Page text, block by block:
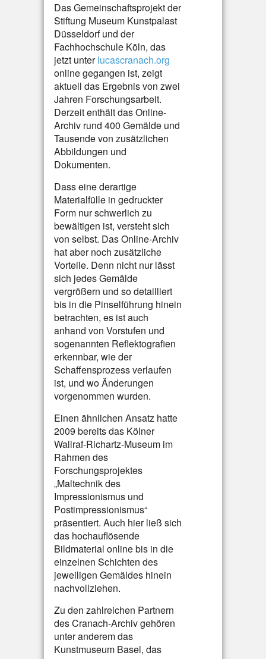
Das Gemeinschaftsprojekt der
Stiftung Museum Kunstpalast
Düsseldorf und der
Fachhochschule Köln, das
jetzt unterlucascranach.org
online gegangen ist, zeigt
aktuell das Ergebnis von zwei
Jahren Forschungsarbeit.
Derzeit enthält das Online-
Archiv rund 400 Gemälde und
Tausende von zusätzlichen
Abbildungen und
Dokumenten.
Dass eine derartige
Materialfülle in gedruckter
Form nur schwerlich zu
bewältigen ist, versteht sich
von selbst. Das Online-Archiv
hat aber noch zusätzliche
Vorteile. Denn nicht nur lässt
sich jedes Gemälde
vergrößern und so detailliert
bis in die Pinselführung hinein
betrachten, es ist auch
anhand von Vorstufen und
sogenannten Reflektografien
erkennbar, wie der
Schaffensprozess verlaufen
ist, und wo Änderungen
vorgenommen wurden.
Einen ähnlichen Ansatz hatte
2009 bereits das Kölner
Wallraf-Richartz-Museum im
Rahmen des
Forschungsprojektes
„Maltechnik des
Impressionismus und
Postimpressionismus“
präsentiert. Auch hier ließ sich
das hochauflösende
Bildmaterial online bis in die
einzelnen Schichten des
jeweiligen Gemäldes hinein
nachvollziehen.
Zu den zahlreichen Partnern
des Cranach-Archiv gehören
unter anderem das
Kunstmuseum Basel, das